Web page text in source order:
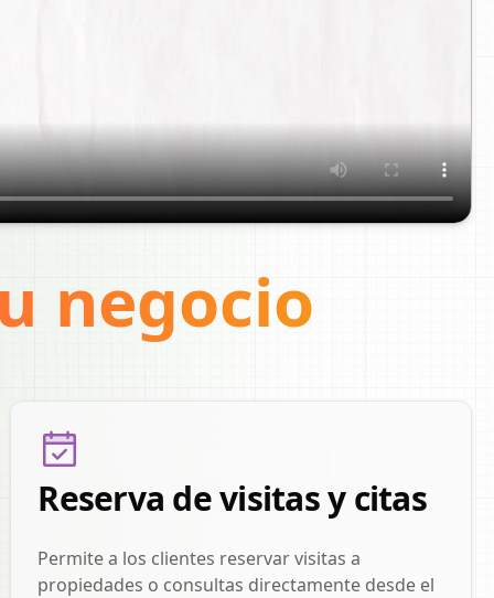
negocio
Reserva de visitas y citas
Permite a los clientes reservar visitas a
propiedades o consultas directamente desde el